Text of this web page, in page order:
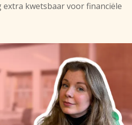
kwetsbaar voor financiële